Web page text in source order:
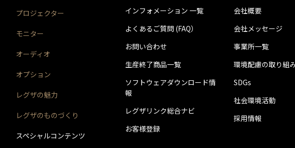
プロジェクター
モニター
オーディオ
オプション
レグザの魅力
レグザのものづくり
スペシャルコンテンツ
インフォメーション 一覧
よくあるご質問 (FAQ）
お問い合わせ
生産終了商品一覧
ソフトウェアダウンロード情
報
レグザリンク総合ナビ
お客様登録
会社概要
会社メッセージ
事業所一覧
環境配慮の取り組
SDGs
社会環境活動
採用情報